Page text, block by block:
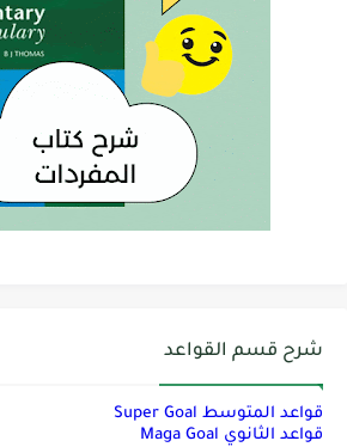
شرح قسم القواعد
قواعد المتوسط Super Goal
قواعد الثانوي Maga Goal